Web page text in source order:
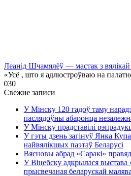
Леанід Шчамялёў — мастак з вялікай
«Усё , што я адлюстроўваю на
030
Свежие записи
У Мінску 120 гадоў таму
паслядоўны абаронца
У Мінску прадставілі
У гэты дзень загінуў Янка
найвялікшых паэтаў Беларусі
Вясновы абрад «Саракі»
У Віцебску адкрылася выстава
прысвечаная беларускай